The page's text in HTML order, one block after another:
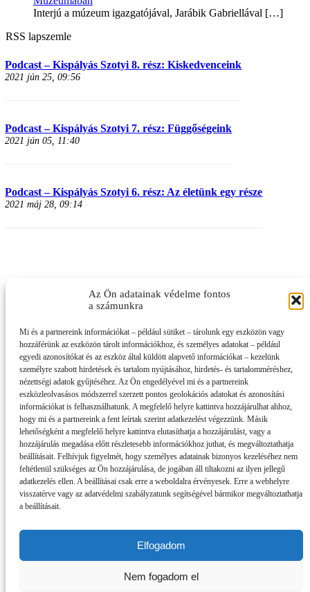
Az Ön adatainak védelme fontos
a számunkra
Mi és a partnereink információkat – például sütiket – tárolunk egy eszközön vagy
hozzáférünk az eszközön tárolt információkhoz, és személyes adatokat – például
egyedi azonosítókat és az eszköz által küldött alapvető információkat – kezelünk
személyre szabott hirdetések és tartalom nyújtásához, hirdetés- és tartalomméréshez,
nézettségi adatok gyűjtéséhez. Az Ön engedélyével mi és a partnereink
eszközleolvasásos módszerrel szerzett pontos geolokációs adatokat és azonosítási
információkat is felhasználhatunk. A megfelelő helyre kattintva hozzájárulhat ahhoz,
hogy mi és a partnereink a fent leírtak szerint adatkezelést végezzünk. Másik
lehetőségként a megfelelő helyre kattintva elutasíthatja a hozzájárulást, vagy a
hozzájárulás megadása előtt részletesebb információkhoz juthat, és megváltoztathatja
beállításait. Felhívjuk figyelmét, hogy személyes adatainak bizonyos kezeléséhez nem
feltétlenül szükséges az Ön hozzájárulása, de jogában áll tiltakozni az ilyen jellegű
adatkezelés ellen. A beállításai csak erre a weboldalra érvényesek. Erre a webhelyre
visszatérve vagy az adatvédelmi szabályzatunk segítségével bármikor megváltoztathatja
a beállításait.
Elfogadom
Nem fogadom el
Interjú a múzeum igazgatójával, Jarábik Gabriellával […]
RSS lapszemle
Podcast – Kispályás Szotyi 8. rész: Kiskedvenceink
2021 jún 25, 09:56
Podcast – Kispályás Szotyi 7. rész: Függőségeink
2021 jún 05, 11:40
Podcast – Kispályás Szotyi 6. rész: Az életünk egy része
2021 máj 28, 09:14
Impresszum